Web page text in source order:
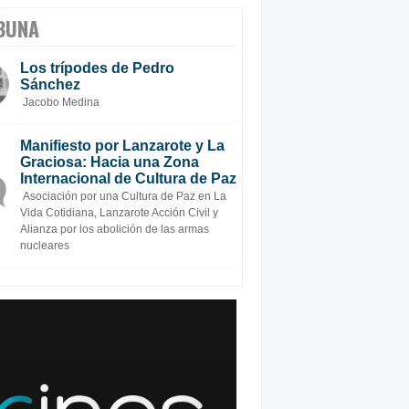
Los trípodes de Pedro
Sánchez
Jacobo Medina
Manifiesto por Lanzarote y La
Graciosa: Hacia una Zona
Internacional de Cultura de Paz
Asociación por una Cultura de Paz en La
Vida Cotidiana, Lanzarote Acción Civil y
Alianza por los abolición de las armas
nucleares